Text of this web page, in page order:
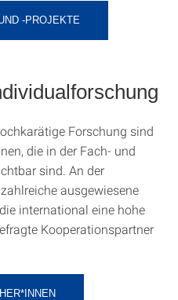
-PROJEKTE
Forschung sind
die in der Fach- und
sind. An der
ausgewiesene
international eine hohe
Kooperationspartner